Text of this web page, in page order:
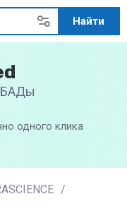
одного клика
БАДы
Найти
/